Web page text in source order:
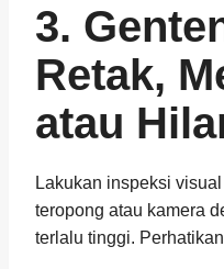
3.
Retak,
atau
Lakukan inspeksi
teropong atau kamera
terlalu tinggi.